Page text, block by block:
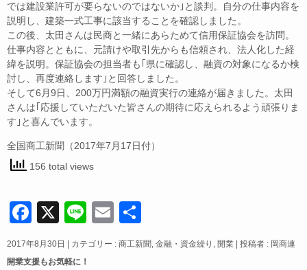
では建設業許可が要らないのではないか｣と談判。自分の仕事内容を
説明し、建築一式工事に該当することを確認しました。
この後、太田さんは民商と一緒にあらためて信用保証協会を訪問。
仕事内容とともに、元請けや取引先からも信頼され、法人化した経
緯を説明。保証協会の担当者も｢県に確認し、融資の対象になるか検
討し、再度連絡します｣と回答しました。
そして6月9日、200万円満額の融資実行の連絡が届きました。太田
さんは｢応援していただいた皆さんの期待に応えられるよう頑張りま
す｣と喜んでいます。
全国商工新聞（2017年7月17日付）
156 total views
F
a
c
X
Li
n
E
m
ail
有
2017年8月30日 カテゴリー : 商工新聞, 金融・資金繰り , 開業
投稿者 : 岡商連
開業支援もお気軽に！